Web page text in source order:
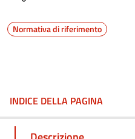
Normativa di riferimento
INDICE DELLA PAGINA